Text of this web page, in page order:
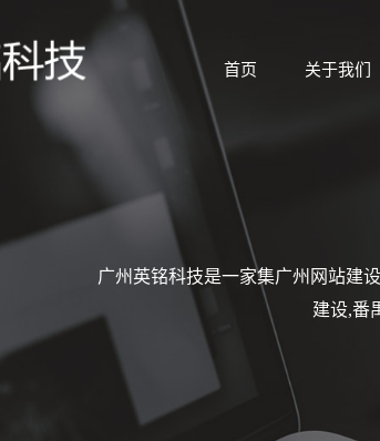
首页 关于我们
广州英铭科技是一家集广州网站建
建设,番